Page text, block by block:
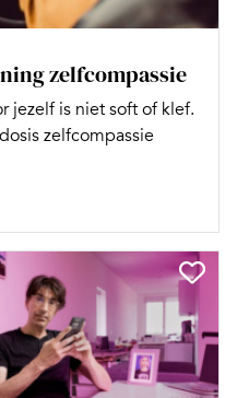
zelfcompassie
jezelf is niet soft of klef.
zelfcompassie